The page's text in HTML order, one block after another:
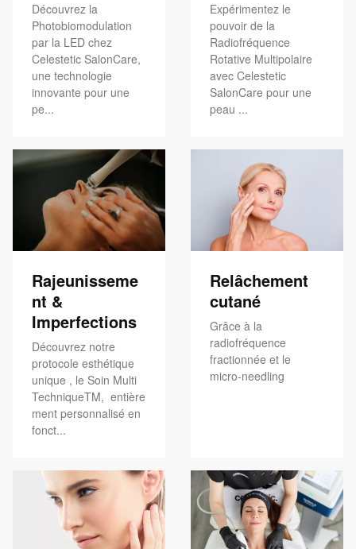
Découvrez la
Photobiomodulation
par la LED chez
Celestetic SalonCare,
une technologie
innovante pour une
pe...
Expérimentez le
pouvoir de la
Radiofréquence
Rotative Multipolaire
avec Celestetic
SalonCare pour une
peau ...
Rajeunisseme
nt &
Imperfections
Découvrez notre
protocole esthétique
unique , le Soin Multi
TechniqueTM, entière
ment personnalisé en
fonct...
Relâchement
cutané
Grâce à la
radiofréquence
fractionnée et le
micro-needling